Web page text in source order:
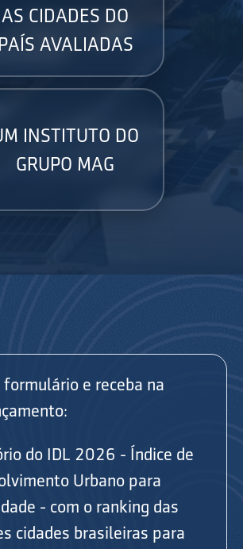
AS CIDADES DO
AVALIADAS
INSTITUTO DO
GRUPO MAG
formulário e receba na
do IDL 2026 - Índice de
Urbano para
- com o ranking das
cidades brasileiras para